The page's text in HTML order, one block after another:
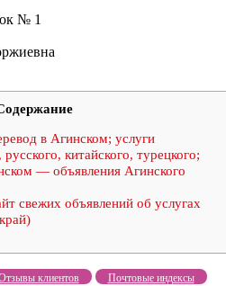
№ 1
в Агинском; услуги
китайского, турецкого;
— объявления Агинского
свежих объявлений об услугах
клиентов
Почтовые индексы